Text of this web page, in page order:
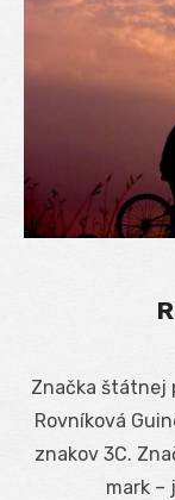
Značka štátnej
Rovníková
znakov 3C.
mark –